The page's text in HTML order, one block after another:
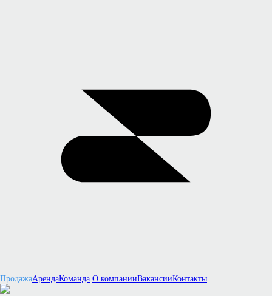
ПродажаАрендаКоманда О компанииВакансииКонтакты